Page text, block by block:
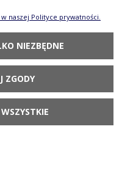
Ceramika
naszej Polityce prywatności.
NIEZBĘDNE
ZGODY